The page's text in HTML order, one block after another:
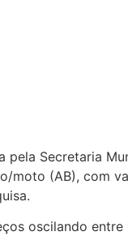
Secretaria
(AB), com
oscilando entre